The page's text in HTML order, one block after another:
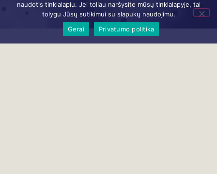
naudotis tinklalapiu. Jei toliau naršysite mūsų tinklalapyje, tai
tolygu Jūsų sutikimui su slapukų naudojimu.
Gerai
Privatumo politika